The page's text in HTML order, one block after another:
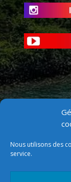
Nous utilisons des
service.